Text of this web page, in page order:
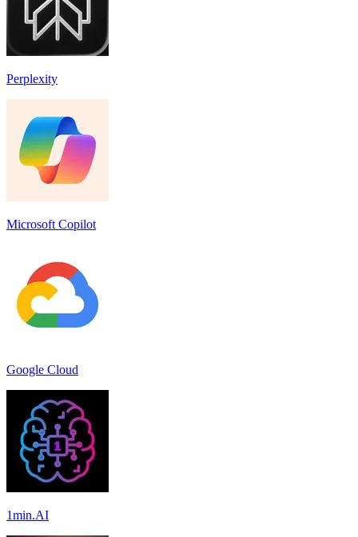
Perplexity
Microsoft Copilot
Google Cloud
1min.AI